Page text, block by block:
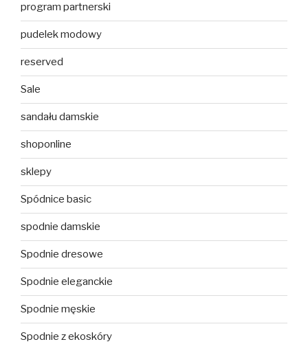
program partnerski
pudelek modowy
reserved
Sale
sandału damskie
shoponline
sklepy
Spódnice basic
spodnie damskie
Spodnie dresowe
Spodnie eleganckie
Spodnie męskie
Spodnie z ekoskóry